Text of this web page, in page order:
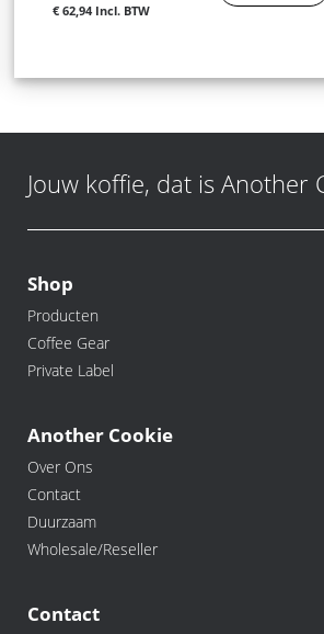
€ 62,94
Jouw koffie, dat is Another
Shop
Producten
Coffee Gear
Private Label
Another Cookie
Over Ons
Contact
Duurzaam
Wholesale/Reseller
Contact